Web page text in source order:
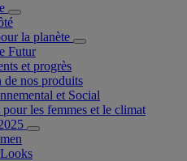
la planète
Futur
et progrès
de nos produits
et Social
les femmes et le climat